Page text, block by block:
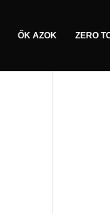
ŐK AZOK ZERO